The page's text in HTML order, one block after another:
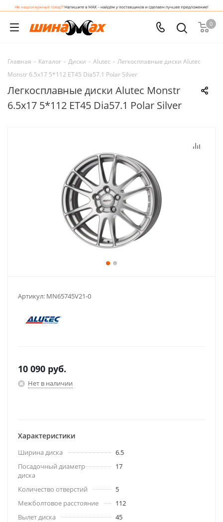
0
Главная - Каталог - Диски - Alutec - Легкосплавные диски Alutec
Monstr 6.5x17 5*112 ET45 Dia57.1 Polar Silver
Легкосплавные диски Alutec Monstr
6.5x17 5*112 ET45 Dia57.1 Polar Silver
Артикул: MN65745V21-0
10 090 руб.
Нет в наличии
Характеристики
Ширина диска
6.5
Посадочный диаметр
диска
17
Количество отверстий
5
Межболтовое расстояние
112
Вылет диска
45